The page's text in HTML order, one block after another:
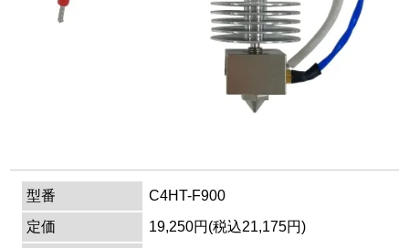
カートを見る
型番
C4HT-F900
定価
19,250円(税込21,175円)